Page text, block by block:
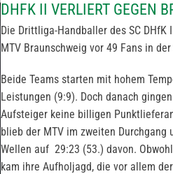
DHFK II VERLIERT GEGEN
Die Drittliga-Handballer des SC
MTV Braunschweig vor 49 Fans in
Beide Teams starten mit hohem
Leistungen (9:9). Doch danach
Aufsteiger keine billigen
blieb der MTV im zweiten
Wellen auf 29:23 (53.) davon.
kam ihre Aufholjagd, die vor allem